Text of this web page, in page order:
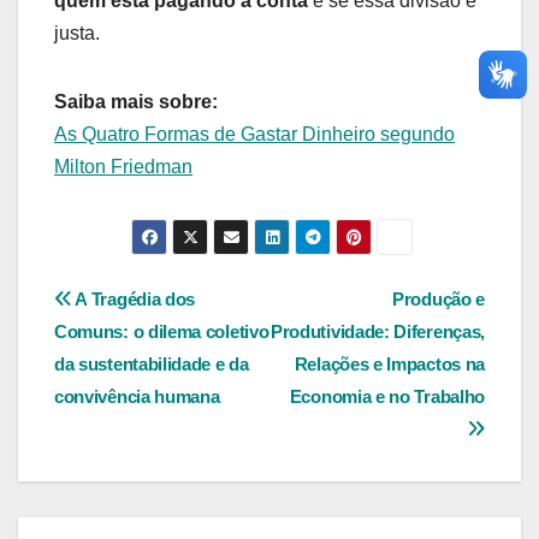
justa.
Saiba mais sobre:
As Quatro Formas de Gastar Dinheiro segundo
Milton Friedman
Navegação
de
Post
Produção e
Produtividade: Diferenças,
Relações e Impactos na
Economia e no Trabalho
A Tragédia dos
Comuns: o dilema coletivo
da sustentabilidade e da
convivência humana